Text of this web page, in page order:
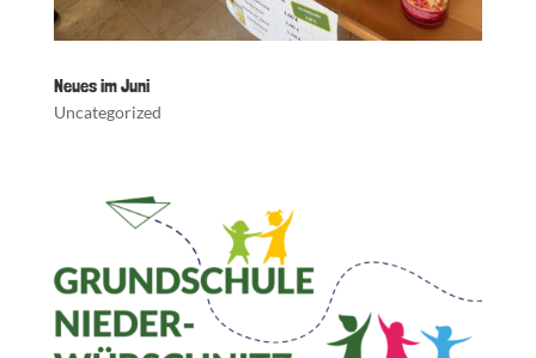
Neues im Juni
Uncategorized